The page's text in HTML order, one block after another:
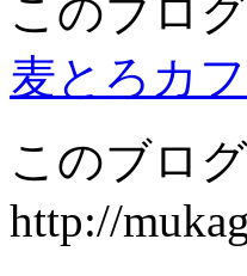
このブロ
麦とろカ
このブロ
http://